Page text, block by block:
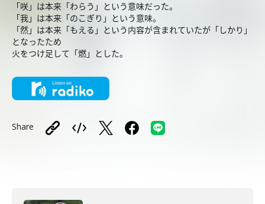
「咲」は本来「わらう」という意味だった。
「我」は本来「のこぎり」という意味。
「然」は本来「もえる」という内容が含まれていたが「しかり」
となったため
火をつけ足して「燃」とした。
Share